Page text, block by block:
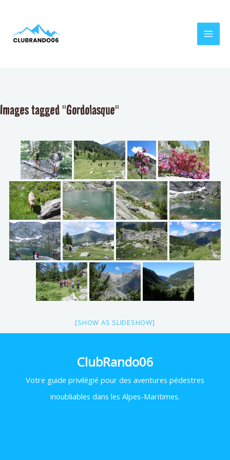
contenu
Images tagged "Gordolasque"
[SHOW AS SLIDESHOW]
ClubRando06
Votre guide privilégié pour des aventures pédestres
inoubliables dans les Alpes-Maritimes.